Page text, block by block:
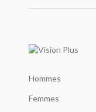
Hommes
Femmes